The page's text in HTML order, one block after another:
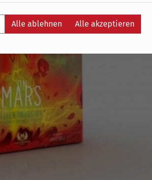
Alle ablehnen Alle akzeptieren